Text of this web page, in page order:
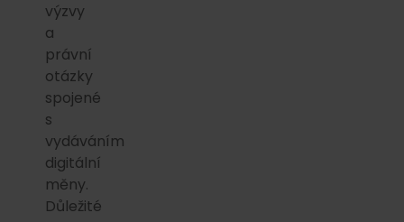
výzvy
a
právní
otázky
spojené
s
vydáváním
digitální
měny.
Důležité